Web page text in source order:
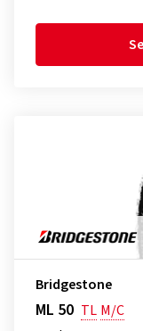
Bridgestone
ML 50 TL M/C